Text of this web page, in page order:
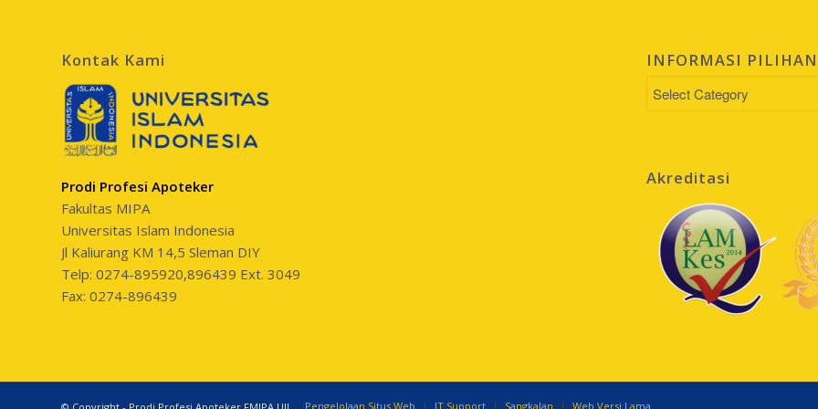
Kontak Kami
Prodi Profesi Apoteker
Fakultas MIPA
Universitas Islam Indonesia
Jl Kaliurang KM 14,5 Sleman DIY
Telp: 0274-895920,896439 Ext. 3049
Fax: 0274-896439
INFORMASI PILIHAN
INFORMASI
Akreditasi
Pengelolaan Situs Web IT Support Sangkalan Web Versi Lama